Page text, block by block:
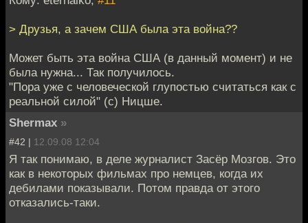
> Друзья, а зачем США была эта война??
Может быть эта война США (в данный момент) и не
была нужна... Так получилось.
"Пора уже с человеческой глупостью считаться как с
реальной силой" (с) Ницше.
Shermax »
#42 | 12.09.08 12:04
Я так понимаю, в деле журналист Засёр Мозгов. Это
как в некоторых фильмах про немцев, когда их
дебилами показывали. Потом правда от этого
отказались-таки.